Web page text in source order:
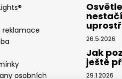
reklamace
osobních
26.5.2026
Jak
ještě
29.1.2026